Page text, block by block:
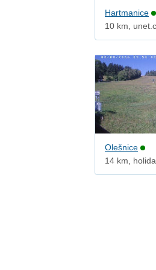
Hartmanice
10 km,
Olešnice
14 km,